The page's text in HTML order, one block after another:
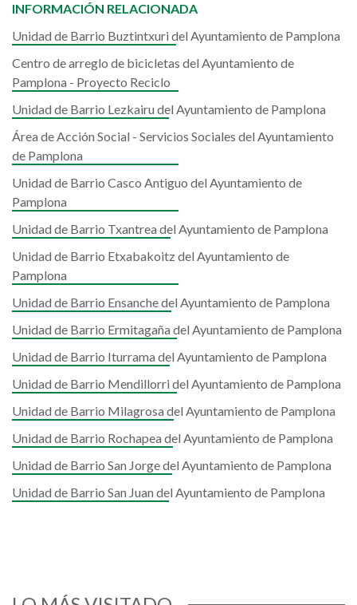
INFORMACIÓN RELACIONADA
Unidad de Barrio Buztintxuri del Ayuntamiento de Pamplona
Centro de arreglo de bicicletas del Ayuntamiento de
Pamplona - Proyecto Reciclo
Unidad de Barrio Lezkairu del Ayuntamiento de Pamplona
Área de Acción Social - Servicios Sociales del Ayuntamiento
de Pamplona
Unidad de Barrio Casco Antiguo del Ayuntamiento de
Pamplona
Unidad de Barrio Txantrea del Ayuntamiento de Pamplona
Unidad de Barrio Etxabakoitz del Ayuntamiento de
Pamplona
Unidad de Barrio Ensanche del Ayuntamiento de Pamplona
Unidad de Barrio Ermitagaña del Ayuntamiento de Pamplona
Unidad de Barrio Iturrama del Ayuntamiento de Pamplona
Unidad de Barrio Mendillorri del Ayuntamiento de Pamplona
Unidad de Barrio Milagrosa del Ayuntamiento de Pamplona
Unidad de Barrio Rochapea del Ayuntamiento de Pamplona
Unidad de Barrio San Jorge del Ayuntamiento de Pamplona
Unidad de Barrio San Juan del Ayuntamiento de Pamplona